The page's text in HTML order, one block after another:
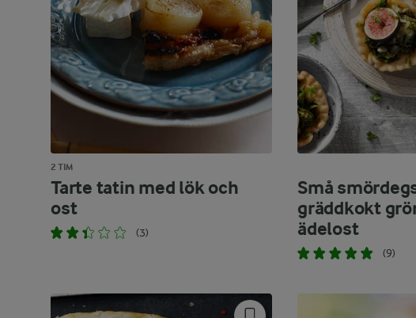
2 TIM
Tarte tatin med lök och
ost
(3)
Små
gräddkokt
ädelost
(9)